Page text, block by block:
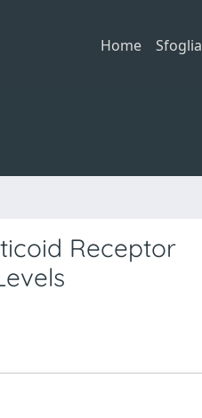
Home Sfoglia
Receptor